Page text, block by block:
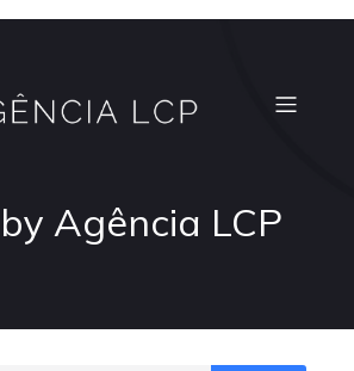
Agência LCP